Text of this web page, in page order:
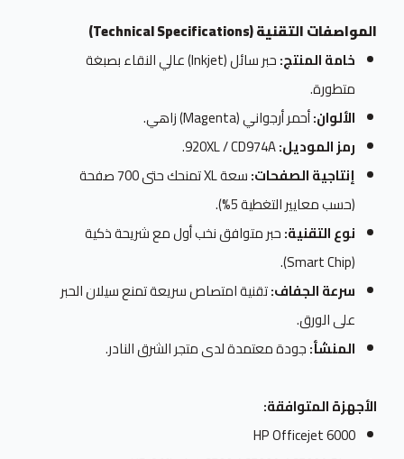
المواصفات التقنية (Technical Specifications)
خامة المنتج:
حبر سائل (Inkjet) عالي النقاء بصبغة
متطورة.
الألوان:أحمر أرجواني (Magenta) زاهي.
رمز الموديل:
إنتاجية الصفحات:
سعة XL تمنحك حتى 700 صفحة
(حسب معايير التغطية 5%).
نوع التقنية:حبر متوافق نخب أول مع شريحة ذكية
(Smart Chip).
سرعة الجفاف:تقنية امتصاص سريعة تمنع سيلان الحبر
على الورق.
المنشأ:جودة معتمدة لدى متجر الشرق النادر.
الأجهزة المتوافقة:
HP Officejet 6000